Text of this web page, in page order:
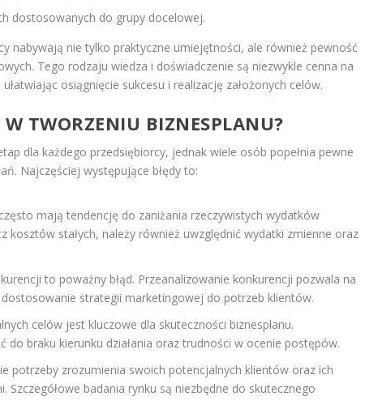
dostosowanych do grupy docelowej.
nabywają nie tylko praktyczne umiejętności, ale również pewność
Tego rodzaju wiedza i doświadczenie są niezwykle cenna na
osiągnięcie sukcesu i realizację założonych celów.
W TWORZENIU BIZNESPLANU?
dla każdego przedsiębiorcy, jednak wiele osób popełnia pewne
Najczęściej występujące błędy to:
mają tendencję do zaniżania rzeczywistych wydatków
kosztów stałych, należy również uwzględnić wydatki zmienne oraz
to poważny błąd. Przeanalizowanie konkurencji pozwala na
strategii marketingowej do potrzeb klientów.
celów jest kluczowe dla skuteczności biznesplanu.
do braku kierunku działania oraz trudności w ocenie postępów.
potrzeby zrozumienia swoich potencjalnych klientów oraz ich
Szczegółowe badania rynku są niezbędne do skutecznego